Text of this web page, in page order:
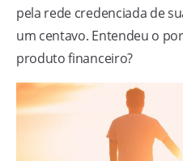
pela rede credenciada de
um centavo. Entendeu o
produto financeiro?